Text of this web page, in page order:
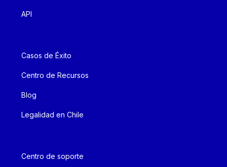
API
Casos de Éxito
Centro de Recursos
Blog
Legalidad en Chile
Centro de soporte